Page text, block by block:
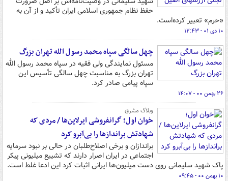
حفظ نظام جمهوری اسلامی ایران تأکید و از آن به
«حرم» تعبیر کرده‌است.
۱۰ دی ۰۱ - ۱۲:۴۳
چهل سالگی سپاه محمد رسول الله تهران بزرگ
مسئول نمایندگی ولی فقیه در سپاه محمد رسول الله
تهران بزرگ به مناسبت چهل سالگی تأسیس این
سپاه پیامی صادر کرد.
۲۶ بهمن ۰۰ - ۱۴:۰۷
وبلاگ مشرق
خوان اول؛ گرانفروشی ایرلاین‌ها / مردی که
شهادتش براندازها را بی‌آبرو کرد
براندازان و برخی اصلاح‌طلبان در حالی بر نبود سرمایه
اجتماعی در ایران اصرار دارند که تشییع میلیونی پیکر
پاک شهید سلیمانی روی دست میلیون‌ها ایرانی اثبات کرد این ادعا غلط است.
۱۰ بهمن ۰۰ - ۰۹:۴۵